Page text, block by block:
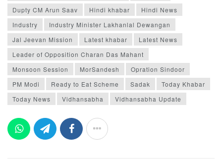
Dupty CM Arun Saav
Hindi khabar
Hindi News
Industry
Industry Minister Lakhanlal Dewangan
Jal Jeevan Mission
Latest khabar
Latest News
Leader of Opposition Charan Das Mahant
Monsoon Session
MorSandesh
Opration Sindoor
PM Modi
Ready to Eat Scheme Sadak
Today Khabar
Today News
Vidhansabha Vidhansabha Update